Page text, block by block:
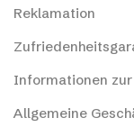
Reklamation
Informationen
Allgemeine